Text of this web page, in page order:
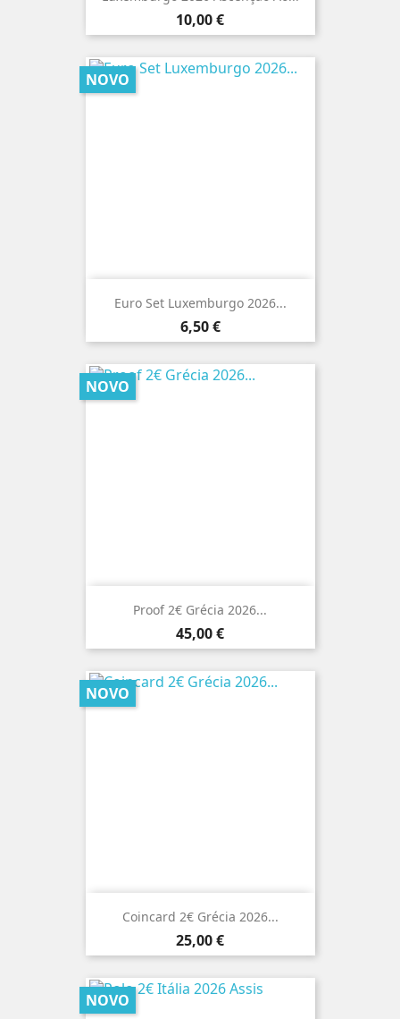
Preço
10,00 €
Euro Set Luxemburgo 2026...
Preço
6,50 €
NOVO
Proof 2€ Grécia 2026...
Preço
45,00 €
NOVO
Coincard 2€ Grécia 2026...
Preço
25,00 €
NOVO
NOVO